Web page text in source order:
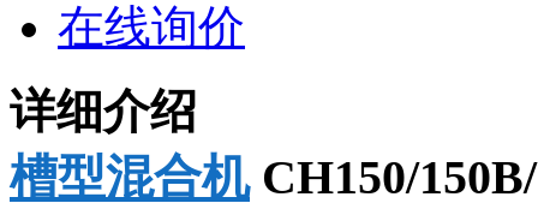
在线询价
详细介绍
槽型混合机 CH150/